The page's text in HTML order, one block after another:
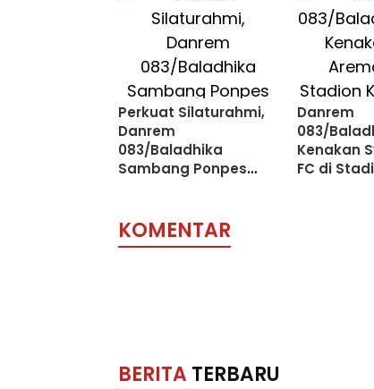
Perkuat Silaturahmi,
Danrem
083/Baladhika
Sambang Ponpes
Danrem
083/
Kenakan
FC di
KOMENTAR
BERITA TERBARU